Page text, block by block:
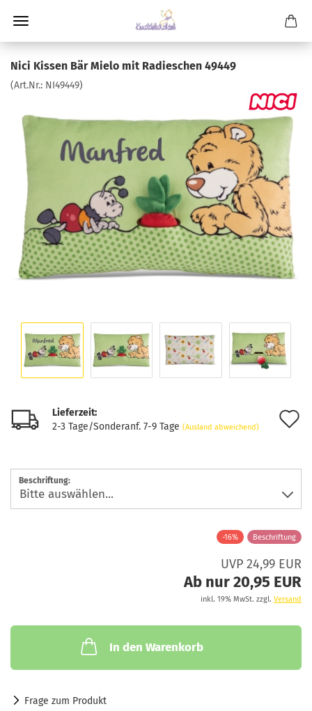
Nici Kissen Bär Mielo mit Radieschen 49449
(Art.Nr.: NI49449)
Lieferzeit:
2-3 Tage/Sonderanf. 7-9 Tage (Ausland abweichend)
Beschriftung:
-16% Beschriftung
UVP 24,99 EUR
Ab nur 20,95 EUR
inkl. 19% MwSt. zzgl. Versand
In den Warenkorb
Frage zum Produkt